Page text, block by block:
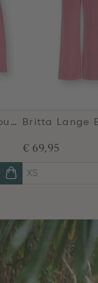
Tom Top Lange Mouw Roze
€ 69,95
XS